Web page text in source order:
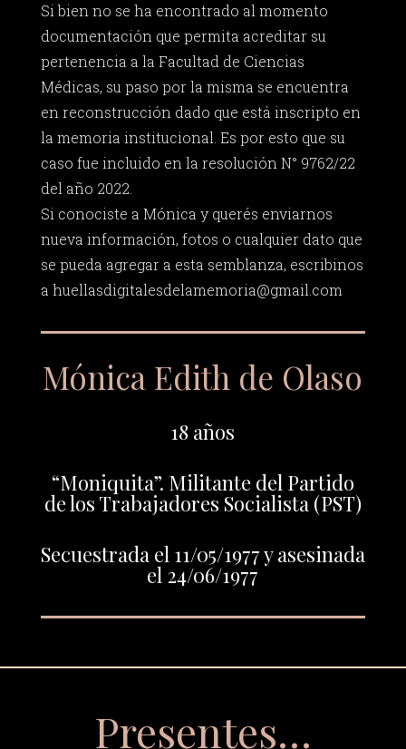
Si bien no se ha encontrado al momento
documentación que permita acreditar su
pertenencia a la Facultad de Ciencias
Médicas, su paso por la misma se encuentra
en reconstrucción dado que está inscripto en
la memoria institucional. Es por esto que su
caso fue incluido en la resolución N° 9762/22
del año 2022.
Si conociste a Mónica y querés enviarnos
nueva información, fotos o cualquier dato que
se pueda agregar a esta semblanza, escribinos
a huellasdigitalesdelamemoria@gmail.com
Mónica Edith de Olaso
18 años
“Moniquita”. Militante del Partido
de los Trabajadores Socialista (PST)
Secuestrada el 11/05/1977 y asesinada
el 24/06/1977
Presentes…